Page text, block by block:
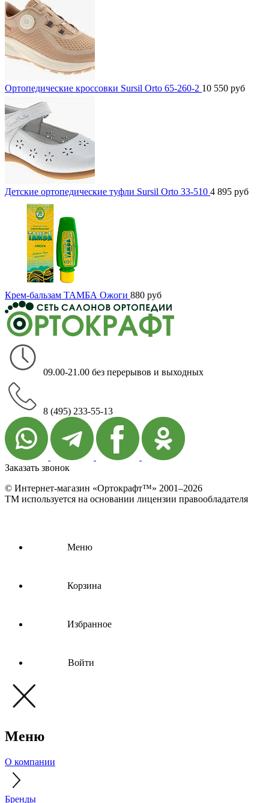
Ортопедические кроссовки Sursil Orto 65-260-2 10 550 руб
Детские ортопедические туфли Sursil Orto 33-510 4 895 руб
Крем-бальзам ТАМБА Ожоги 880 руб
09.00-21.00 без перерывов и выходных
8 (495) 233-55-13
Заказать звонок
© Интернет-магазин «Ортокрафт™» 2001–2026
ТМ используется на основании лицензии правообладателя
Меню
Корзина
Избранное
Войти
Меню
О компании
Бренды